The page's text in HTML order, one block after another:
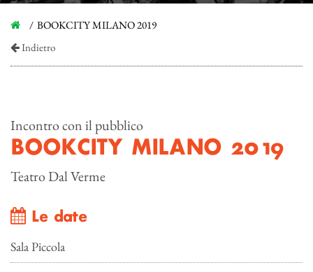
BOOKCITY MILANO 2019
Indietro
Incontro con il pubblico
BOOKCITY MILANO 2019
Teatro Dal Verme
Le date
Sala Piccola